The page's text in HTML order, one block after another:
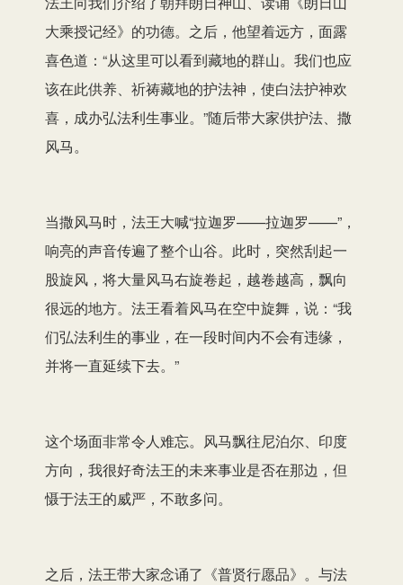
大乘授记经》的功德。之后，他望着远方，面露
喜色道：“从这里可以看到藏地的群山。我们也应
该在此供养、祈祷藏地的护法神，使白法护神欢
喜，成办弘法利生事业。”随后带大家供护法、撒
风马。
当撒风马时，法王大喊“拉迦罗——拉迦罗——”，
响亮的声音传遍了整个山谷。此时，突然刮起一
股旋风，将大量风马右旋卷起，越卷越高，飘向
很远的地方。法王看着风马在空中旋舞，说：“我
们弘法利生的事业，在一段时间内不会有违缘，
并将一直延续下去。”
这个场面非常令人难忘。风马飘往尼泊尔、印度
方向，我很好奇法王的未来事业是否在那边，但
慑于法王的威严，不敢多问。
之后，法王带大家念诵了《普贤行愿品》。与法